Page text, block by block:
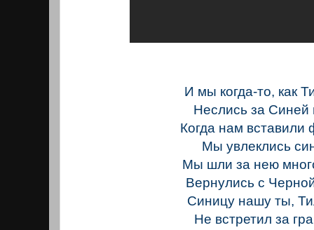
И мы когда-то, как
Неслись за Синей
Когда нам
Мы увлеклись
Mы шли за нею
Вернулись с
Синицу нашу ты,
Не встретил за